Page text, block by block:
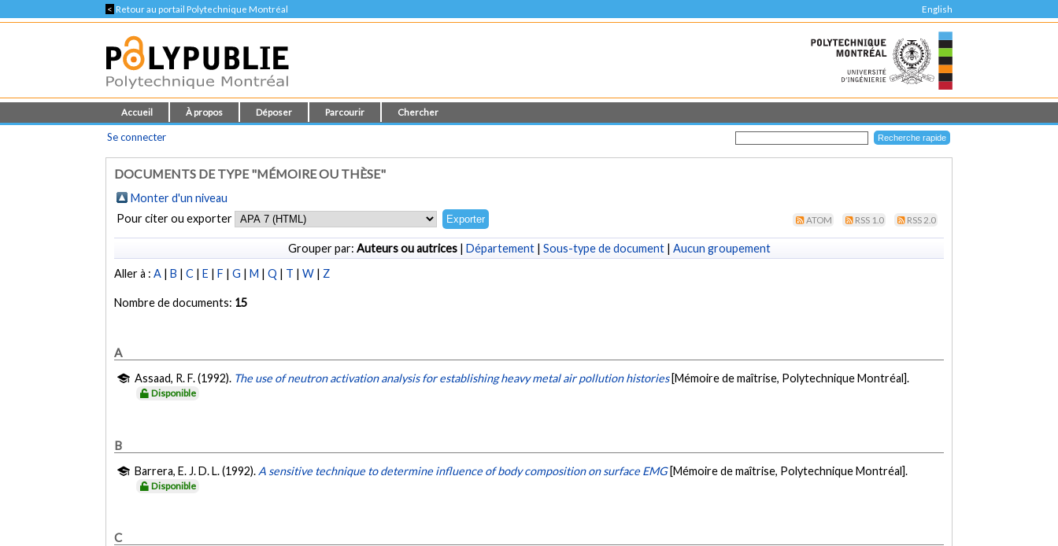
< Retour au portail Polytechnique Montréal English
Accueil À propos Déposer Parcourir Chercher
Se connecter
DOCUMENTS DE TYPE "MÉMOIRE OU THÈSE"
Monter d'un niveau
Pour citer ou exporter
ATOM RSS 1.0 RSS 2.0
Grouper par: Auteurs ou autrices| Département| Sous-type de document| Aucun groupement
Aller à :A |B |C |E |F |G |M |Q | T |W | Z
Nombre de documents: 15
A
Assaad, R. F. (1992). The use of neutron activation analysis for establishing heavy metal air pollution histories [Mémoire de maîtrise, Polytechnique Montréal].
Disponible
B
Barrera, E. J. D. L. (1992). A sensitive technique to determine influence of body composition on surface EMG [Mémoire de maîtrise, Polytechnique Montréal].
Disponible
C